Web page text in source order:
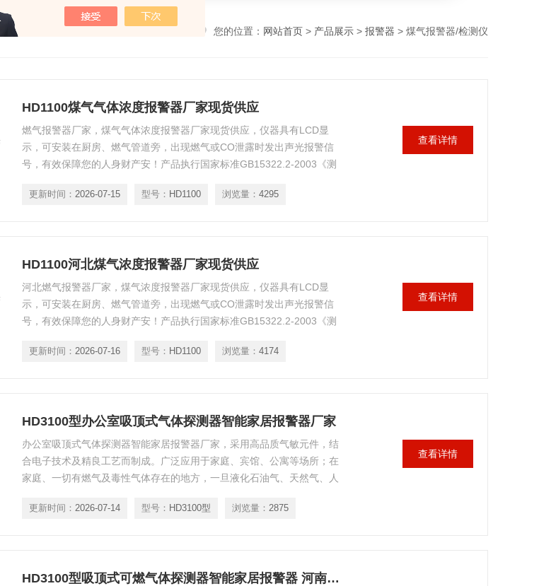
您的位置： 网站首页 > 产品展示 > 报警器 > 煤气报警器/检测仪
HD1100煤气气体浓度报警器厂家现货供应
燃气报警器厂家，煤气气体浓度报警器厂家现货供应，仪器具有LCD显
示，可安装在厨房、燃气管道旁，出现燃气或CO泄露时发出声光报警信
号，有效保障您的人身财产安！产品执行国家标准GB15322.2-2003《测
更新时间： 2026-07-15 型号： HD1100 浏览量： 4295
查看详情
HD1100河北煤气浓度报警器厂家现货供应
河北燃气报警器厂家，煤气浓度报警器厂家现货供应，仪器具有LCD显
示，可安装在厨房、燃气管道旁，出现燃气或CO泄露时发出声光报警信
号，有效保障您的人身财产安！产品执行国家标准GB15322.2-2003《测
更新时间： 2026-07-16 型号： HD1100 浏览量： 4174
查看详情
HD3100型办公室吸顶式气体探测器智能家居报警器厂家
办公室吸顶式气体探测器智能家居报警器厂家，采用高品质气敏元件，结
合电子技术及精良工艺而制成。广泛应用于家庭、宾馆、公寓等场所；在
家庭、一切有燃气及毒性气体存在的地方，一旦液化石油气、天然气、人
器将忠实地发出语音、光报警信号，
更新时间： 2026-07-14 型号： HD3100型 浏览量： 2875
查看详情
HD3100型吸顶式可燃气体探测器智能家居报警器 河南厂家